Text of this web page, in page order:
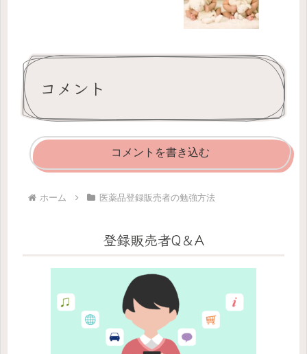
コメント
コメントを書き込む
ホーム 医薬品登録販売者の勉強方法
登録販売者Q＆A